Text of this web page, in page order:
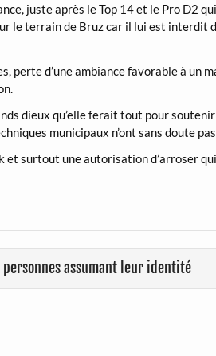
juste après le Top 14 et le Pro D2
le terrain de Bruz car il lui est interdit
d’une ambiance favorable à un
dieux qu’elle ferait tout pour
municipaux n’ont sans doute
surtout une autorisation d’arroser qui
assumant leur identité